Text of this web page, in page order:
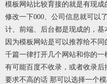
模板网站比较育接的就是有现
修改一下000、公司信息就可以
计、前端、后台都是现成的，
因为模板网站是可以推荐给不
千篇一律打开几个网站和你的
有可能百度不收录，或者收录
要求不高的话 那可以选择一个